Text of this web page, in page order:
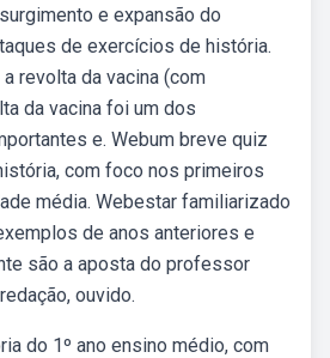
e expansão do
de exercícios de história.
revolta da vacina (com
da vacina foi um dos
e. Webum breve quiz
com foco nos primeiros
média. Webestar familiarizado
de anos anteriores e
são a aposta do professor
ouvido.
do 1º ano ensino médio, com